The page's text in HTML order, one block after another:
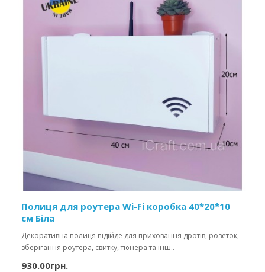
Полиця для роутера Wi-Fi коробка 40*20*10
см Біла
Декоративна полиця підійде для приховання дротів, розеток,
зберігання роутера, свитку, тюнера та інш..
930.00грн.